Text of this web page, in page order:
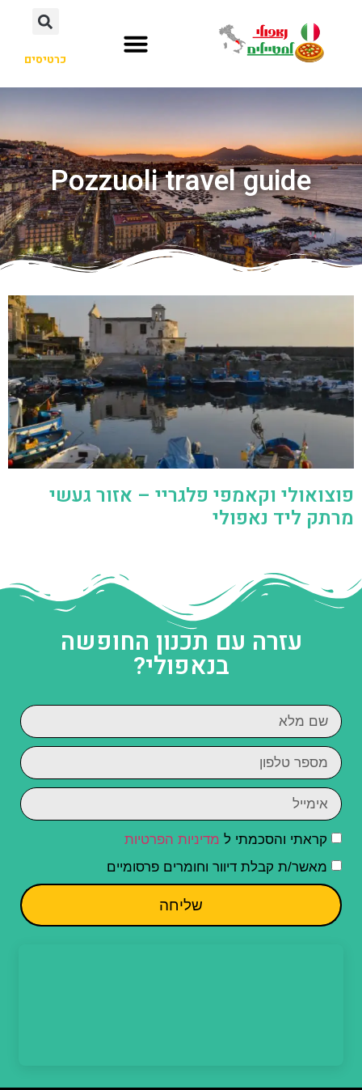
כרטיסים
Pozzuoli travel guide
פוצואולי וקאמפי פלגריי – אזור געשי
מרתק ליד נאפולי
עזרה עם תכנון החופשה
בנאפולי?
קראתי והסכמתי ל מדיניות הפרטיות
מאשר/ת קבלת דיוור וחומרים פרסומיים
שליחה